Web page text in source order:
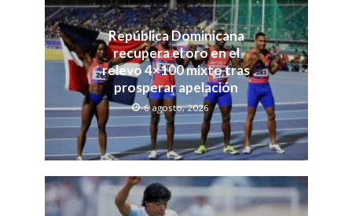
República Dominicana
recupera el oro en el
relevo 4×100 mixto tras
prosperar apelación
6 agosto, 2026